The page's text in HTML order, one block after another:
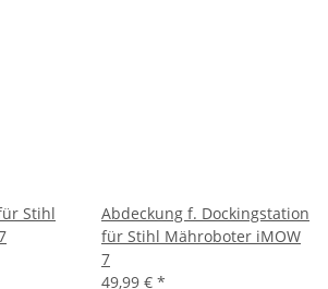
Stihl
Abdeckung f. Dockingstation
für Stihl Mähroboter iMOW
7
49,99 € *